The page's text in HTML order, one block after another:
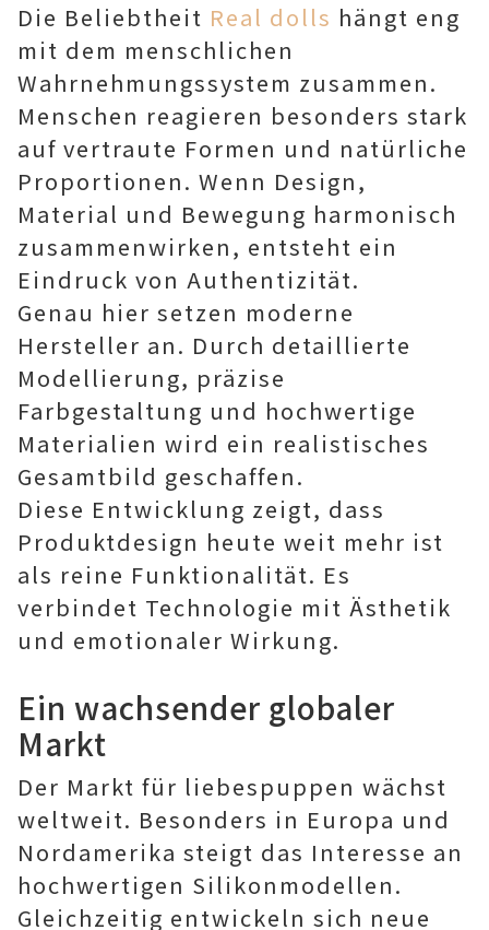
Die Beliebtheit Real dolls hängt eng
mit dem menschlichen
Wahrnehmungssystem zusammen.
Menschen reagieren besonders stark
auf vertraute Formen und natürliche
Proportionen. Wenn Design,
Material und Bewegung harmonisch
zusammenwirken, entsteht ein
Eindruck von Authentizität.
Genau hier setzen moderne
Hersteller an. Durch detaillierte
Modellierung, präzise
Farbgestaltung und hochwertige
Materialien wird ein realistisches
Gesamtbild geschaffen.
Diese Entwicklung zeigt, dass
Produktdesign heute weit mehr ist
als reine Funktionalität. Es
verbindet Technologie mit Ästhetik
und emotionaler Wirkung.
Ein wachsender globaler
Markt
Der Markt für liebespuppen wächst
weltweit. Besonders in Europa und
Nordamerika steigt das Interesse an
hochwertigen Silikonmodellen.
Gleichzeitig entwickeln sich neue